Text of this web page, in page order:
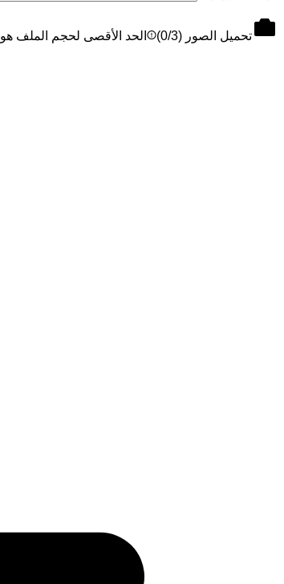
تحميل الصور ( 0/3) الحد الأقصى لحجم الملف هو 1024 كيلو بايت، والحد الأقصى 3 ملفات